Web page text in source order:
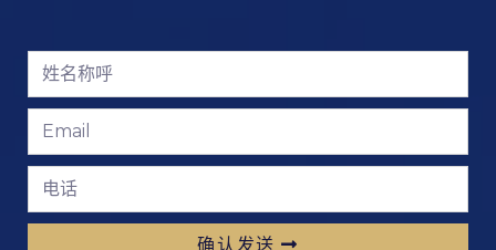
确认发送